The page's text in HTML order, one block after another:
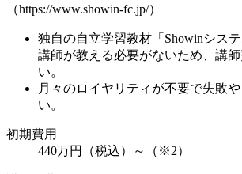
（https://www.showin-fc.jp/）
独自の自立学習教材「Showinシステ
講師が教える必要がないため、 講
い。
月々のロイヤリティが不要で失敗
い。
初期費用
440万円（税込）～（※2）